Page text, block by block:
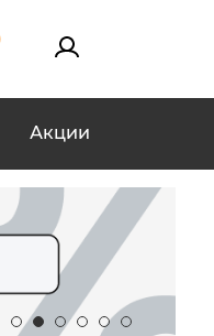
Акции